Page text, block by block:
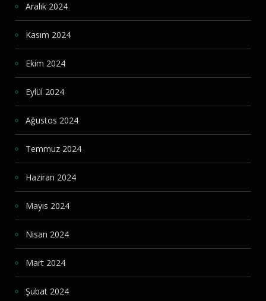
Aralık 2024
Kasım 2024
Ekim 2024
Eylül 2024
Ağustos 2024
Temmuz 2024
Haziran 2024
Mayıs 2024
Nisan 2024
Mart 2024
Şubat 2024